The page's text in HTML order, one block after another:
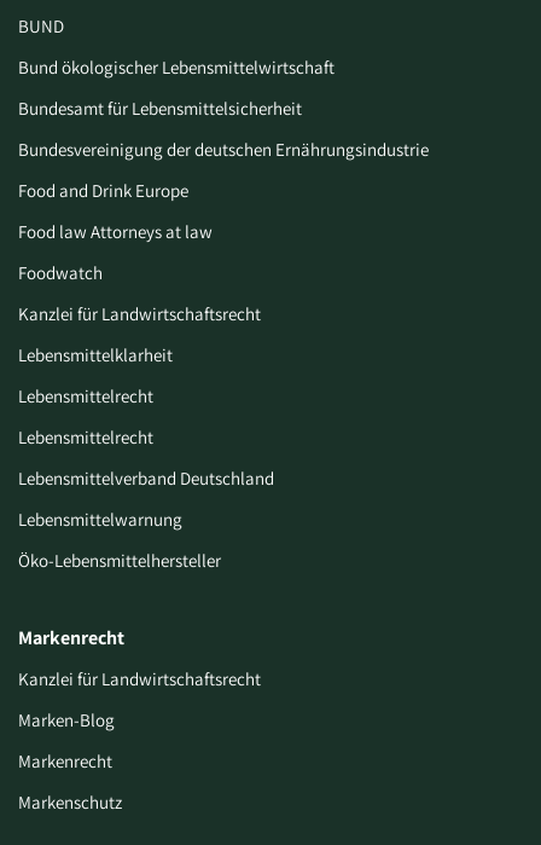
BUND
Bund ökologischer Lebensmittelwirtschaft
Bundesamt für Lebensmittelsicherheit
Bundesvereinigung der deutschen Ernährungsindustrie
Food and Drink Europe
Food law Attorneys at law
Foodwatch
Kanzlei für Landwirtschaftsrecht
Lebensmittelklarheit
Lebensmittelrecht
Lebensmittelrecht
Lebensmittelverband Deutschland
Lebensmittelwarnung
Öko-Lebensmittelhersteller
Markenrecht
Kanzlei für Landwirtschaftsrecht
Marken-Blog
Markenrecht
Markenschutz